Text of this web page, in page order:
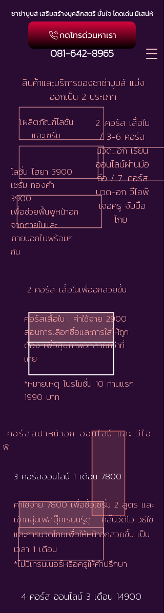
ซาซ่าบูบส์ เสริมสร้างบุคลิกสตรี มั่นใจ โดดเด่น มีเสน่ห์
081-642-8965
กดโทรด่วนหาเรา
2 คอร์ส เสื้อในเพื่ออกสวยขึ้น
โลชั่น ไฮยา 3900
เซรั่ม ทองคำ
3900
เพื่อช่วยฟื้นฟูหน้าอก
จากภายในและ
ภายนอกไปพร้อมๆ
กัน
คอร์สเสื้อใน : ค่าใช้จ่าย 2900
สอนการเลือกซื้อและการใส่ให้ถูก
ต้อง เพื่อสุขภาพอกสวยกว่าที่
เคย
*หมายเหตุ โปรโมชั่น 10 ท่านแรก
1990 บาท
สินค้าและบริการของซาซ่าบูบส์ แบ่ง
ออกเป็น 2 ประเภท
1.ผลิตภัณฑ์โลชั่น
และเซรั่ม
2 .คอร์ส เสื้อใน
/ 3-6 คอร์ส
นวด_อก เรียน
ออนไลน์ผ่านมือ
ถือ / 7. คอร์ส
นวด-อก วีไอพี
เจอครู จับมือ
โกย
คอร์สสปาหน้าอก ออนไลน์ และ วีไอ
พี
4 คอร์ส ออนไลน์ 3 เดือน 14900
3 คอร์สออนไลน์ 1 เดือน 7800
ค่าใช้จ่าย 7800 เพื่อซื้อเซรั่ม 2 สูตร และ
เข้ากลุ่มเฟสบุ๊คเรียนรู้ดู คลิ๊บวีดีโอ วิธีใช้
และการนวดโกยเพื่อให้หน้าอกสวยขึ้น เป็น
เวลา 1 เดือน
*ไม่มีเทรนเนอร์หรือครูให้คำปรึกษา